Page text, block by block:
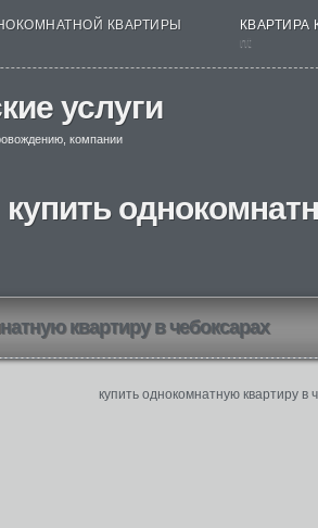
КВАРТИРЫ
КВАРТИРА
nt
услуги
компании
купить
квартиру в чебоксарах